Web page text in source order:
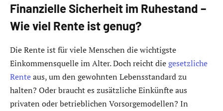
Finanzielle Sicherheit im Ruhestand –
Wie viel Rente ist genug?
Die Rente ist für viele Menschen die wichtigste
Einkommensquelle im Alter. Doch reicht diegesetzliche
Renteaus, um den gewohnten Lebensstandard zu
halten? Oder braucht es zusätzliche Einkünfte aus
privaten oder betrieblichen Vorsorgemodellen? In